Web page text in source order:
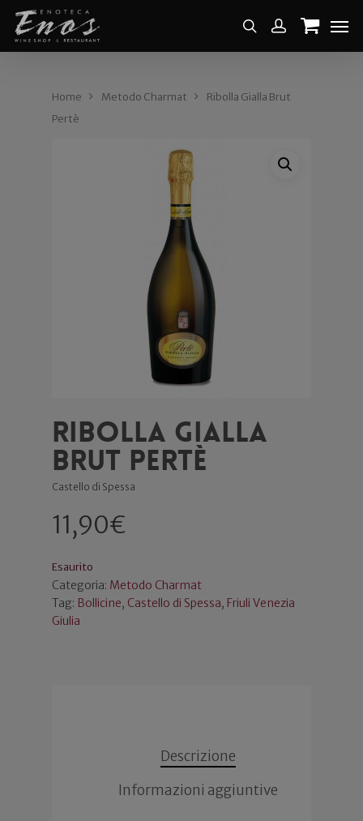
Home Metodo Charmat
Ribolla Gialla Brut
Pertè
Ribolla Gialla
Brut Pertè
Castello di Spessa
11,90€
Esaurito
Categoria: Metodo Charmat
Tag: Bollicine, Castello di Spessa, Friuli Venezia
Giulia
Descrizione
Informazioni aggiuntive